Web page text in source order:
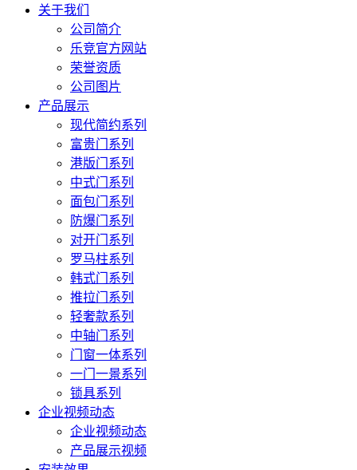
关于我们
公司简介
乐竞官方网站
荣誉资质
公司图片
产品展示
现代简约系列
富贵门系列
港版门系列
中式门系列
面包门系列
防爆门系列
对开门系列
罗马柱系列
韩式门系列
推拉门系列
轻奢款系列
中轴门系列
门窗一体系列
一门一景系列
锁具系列
企业视频动态
企业视频动态
产品展示视频